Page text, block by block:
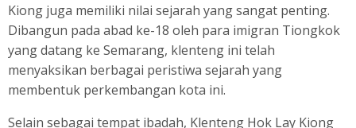
Kiong juga memiliki nilai sejarah yang sangat penting.
Dibangun pada abad ke-18 oleh para imigran Tiongkok
yang datang ke Semarang, klenteng ini telah
menyaksikan berbagai peristiwa sejarah yang
membentuk perkembangan kota ini.
Selain sebagai tempat ibadah, Klenteng Hok Lay Kiong